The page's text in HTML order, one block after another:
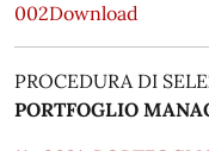
002Download
PROCEDURA DI
PORTFOGLIO